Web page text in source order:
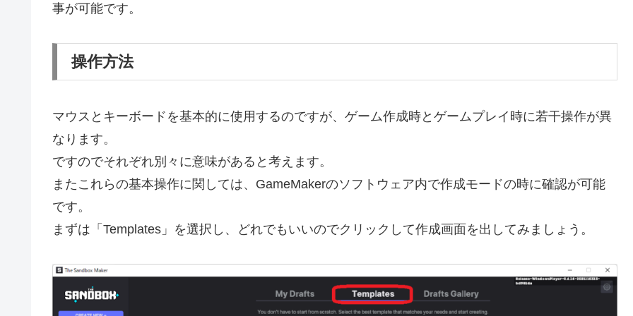
事が可能です。
操作方法
マウスとキーボードを基本的に使用するのですが、ゲーム作成時とゲームプレイ時に若干操作が異
なります。
ですのでそれぞれ別々に意味があると考えます。
またこれらの基本操作に関しては、GameMakerのソフトウェア内で作成モードの時に確認が可能
です。
まずは「Templates」を選択し、どれでもいいのでクリックして作成画面を出してみましょう。